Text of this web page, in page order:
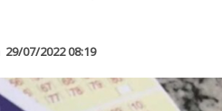
29/07/2022 08:19